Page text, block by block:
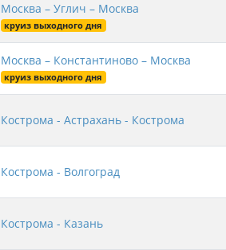
Москва – Углич – Москва
круиз выходного дня
Москва – Константиново – Москва
круиз выходного дня
Кострома - Астрахань - Кострома
Кострома - Волгоград
Кострома - Казань